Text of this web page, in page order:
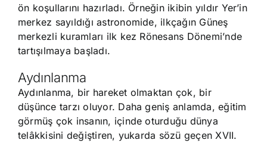
ön koşullarını hazırladı. Örneğin ikibin yıldır Yer’in
merkez sayıldığı astronomide, ilkçağın Güneş
merkezli kuramları ilk kez Rönesans Dönemi’nde
tartışılmaya başladı.
Aydınlanma
Aydınlanma, bir hareket olmaktan çok, bir
düşünce tarzı oluyor. Daha geniş anlamda, eğitim
görmüş çok insanın, içinde oturduğu dünya
telâkkisini değiştiren, yukarda sözü geçen XVII.